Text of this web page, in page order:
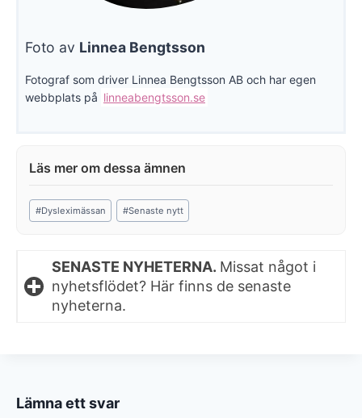
Foto av Linnea Bengtsson
Fotograf som driver Linnea Bengtsson AB och har egen
webbplats på linneabengtsson.se
Post
Tags:
#Dysleximässan #Senaste nytt
SENASTE NYHETERNA. Missat något i
nyhetsflödet? Här finns de senaste
nyheterna.
Lämna ett svar